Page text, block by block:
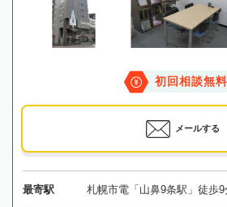
初回相談無料
メールする
最寄駅 札幌市電「山鼻9条駅」徒歩9